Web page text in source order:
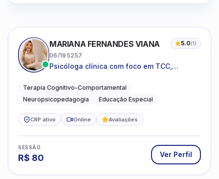
MARIANA FERNANDES VIANA 5.0(1)
06/195257
Psicóloga clínica com foco em TCC,
do neurodesenvolvimento.
Terapia Cognitivo-Comportamental
Neuropsicopedagogia
Educação Especial
CRP ativo Online Avaliações
SESSÃO
R$ 80 Ver Perfil